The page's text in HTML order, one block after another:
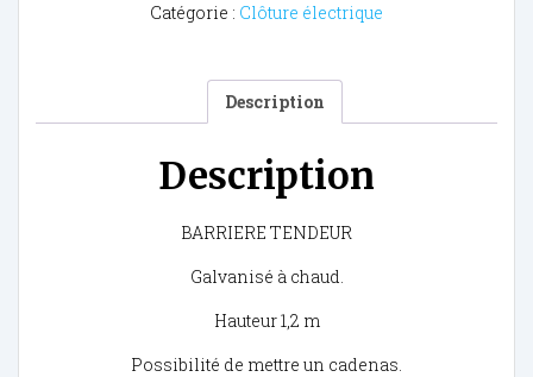
Catégorie : Clôture électrique
Description
Description
BARRIERE TENDEUR
Galvanisé à chaud.
Hauteur 1,2 m
Possibilité de mettre un cadenas.